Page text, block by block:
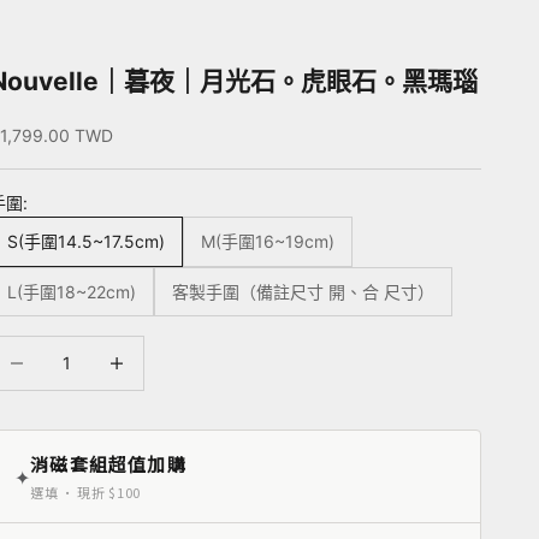
｜暮夜｜月光石。虎眼石。黑瑪瑙
銷價 TWD
圍:
S(手圍14.5~17.5cm)
M(手圍16~19cm)
L(手圍18~22cm) 客製手圍（備註尺寸 開、合 尺寸）
✦消磁套組超值加購
選填 · 現折 $100